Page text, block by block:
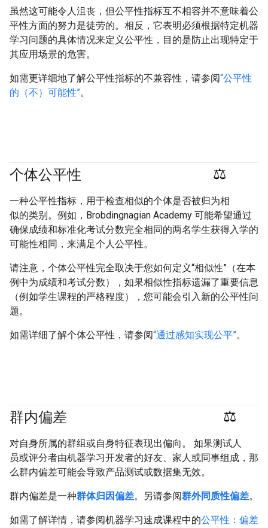
虽然这可能令人沮丧，但公平性指标互不相容并不意味着公
平性方面的努力是徒劳的。相反，它表明必须根据特定机器
学习问题的具体情况来定义公平性，目的是防止出现特定于
其应用场景的危害。
如需更详细地了解公平性指标的不兼容性，请参阅“公平性
的（不）可能性”。
个体公平性 #Metric
一种公平性指标，用于检查相似的个体是否被归为相
似的类别。例如，Brobdingnagian Academy 可能希望通过
确保成绩和标准化考试分数完全相同的两名学生获得入学的
可能性相同，来满足个人公平性。
请注意，个体公平性完全取决于您如何定义“相似性”（在本
例中为成绩和考试分数），如果相似性指标遗漏了重要信息
（例如学生课程的严格程度），您可能会引入新的公平性问
题。
如需详细了解个体公平性，请参阅“通过感知实现公平”。
群内偏差
对自身所属的群组或自身特征表现出偏向。 如果测试人
员或评分者由机器学习开发者的好友、家人或同事组成，那
么群内偏差可能会导致产品测试或数据集无效。
群内偏差是一种群体归因偏差。另请参阅群外同质性偏差。
如需了解详情，请参阅机器学习速成课程中的公平性：偏差